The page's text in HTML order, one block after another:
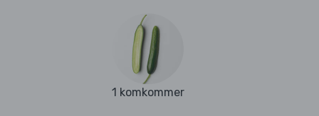
1 komkommer